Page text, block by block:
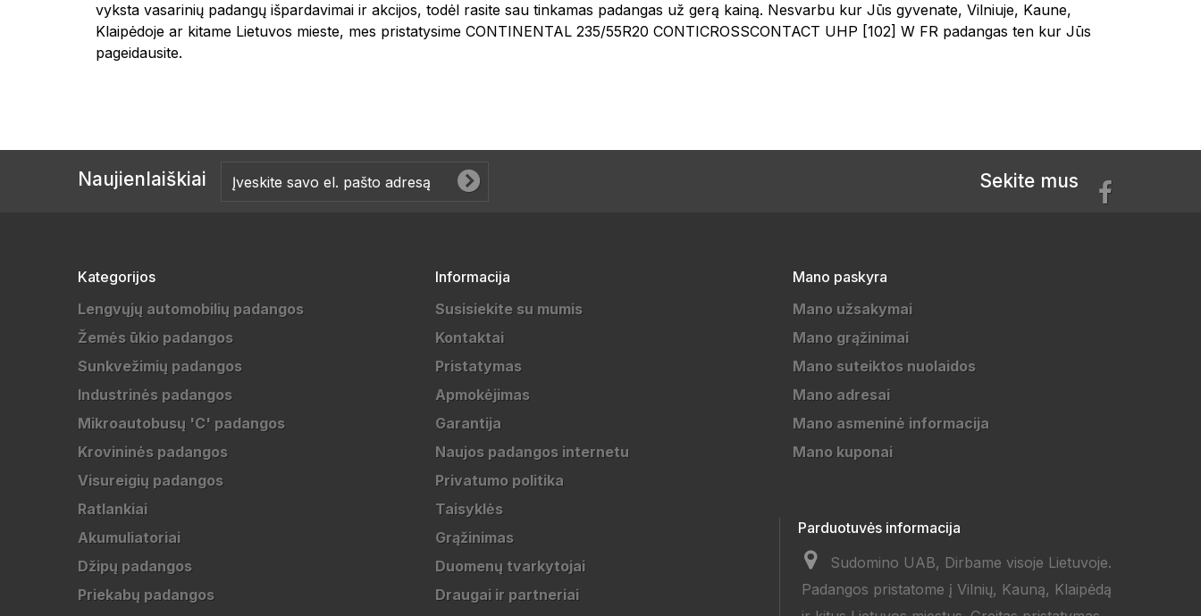
vyksta vasarinių padangų išpardavimai ir akcijos, todėl rasite sau tinkamas padangas už gerą kainą. Nesvarbu kur Jūs gyvenate, Vilniuje, Kaune,
Klaipėdoje ar kitame Lietuvos mieste, mes pristatysime CONTINENTAL 235/55R20 CONTICROSSCONTACT UHP [102] W FR padangas ten kur Jūs
pageidausite.
Naujienlaiškiai Sekite mus
Kategorijos
Lengvųjų automobilių padangos
Žemės ūkio padangos
Sunkvežimių padangos
Industrinės padangos
Mikroautobusų 'C' padangos
Krovininės padangos
Visureigių padangos
Ratlankiai
Akumuliatoriai
Džipų padangos
Priekabų padangos
Informacija
Susisiekite su mumis
Kontaktai
Pristatymas
Apmokėjimas
Garantija
Naujos padangos internetu
Privatumo politika
Taisyklės
Grąžinimas
Duomenų tvarkytojai
Draugai ir partneriai
Mano paskyra
Mano užsakymai
Mano grąžinimai
Mano suteiktos nuolaidos
Mano adresai
Mano asmeninė informacija
Mano kuponai
Parduotuvės informacija
Sudomino UAB, Dirbame visoje Lietuvoje.
Padangos pristatome į Vilnių, Kauną, Klaipėdą